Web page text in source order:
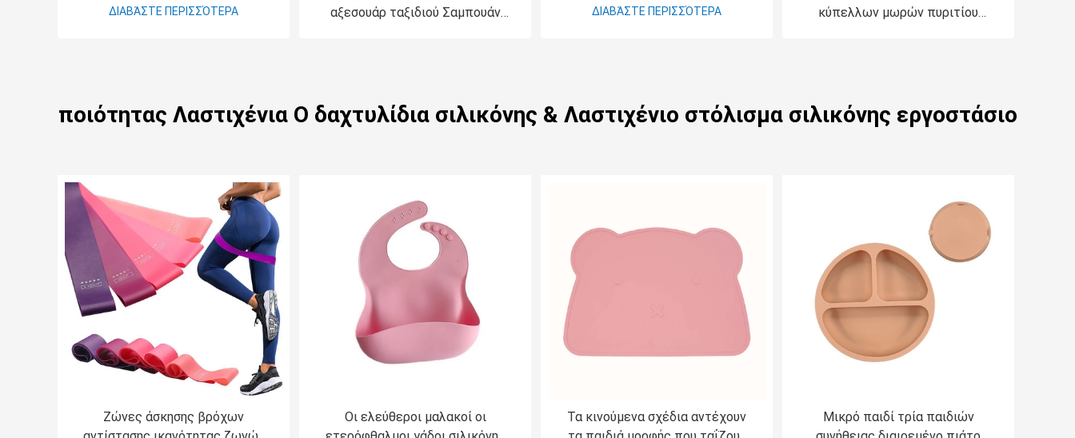
περγαμηνής
ΔΙΑΒΆΣΤΕ ΠΕΡΙΣΣΌΤΕΡΑ
αξεσουάρ ταξιδιού Σαμπουάν
μωρών για τη σίτιση
ΔΙΑΒΆΣΤΕ ΠΕΡΙΣΣΌΤΕΡΑ
κύπελλων μωρών πυριτίου
ποιότητας Λαστιχένια Ο δαχτυλίδια σιλικόνης & Λαστιχένιο στόλισμα σιλικόνης εργοστάσιο
Ζώνες άσκησης βρόχων
Οι ελεύθεροι μαλακοί οι
Τα κινούμενα σχέδια αντέχουν
Μικρό παιδί τρία παιδιών